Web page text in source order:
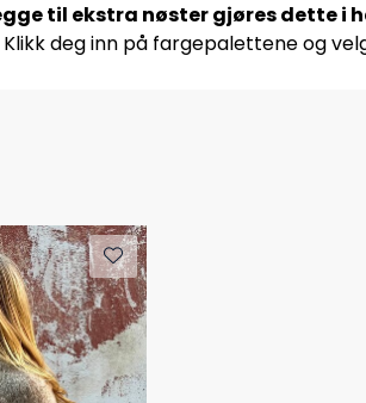
til ekstra nøster gjøres dette i
Klikk deg inn på fargepalettene og